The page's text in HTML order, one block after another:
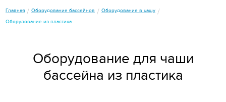
Главная / Оборудование бассейнов / Оборудование в чашу /
Оборудование из пластика
Оборудование для чаши
бассейна из пластика